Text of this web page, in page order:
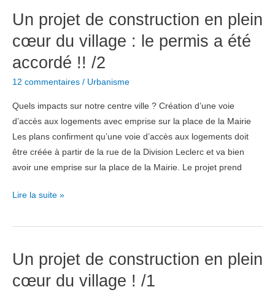
en
cœur
du
village
/3
Un projet de construction en plein
cœur du village : le permis a été
accordé !! /2
12 commentaires / Urbanisme
Quels impacts sur notre centre ville ? Création d’une voie
d’accès aux logements avec emprise sur la place de la Mairie
Les plans confirment qu’une voie d’accès aux logements doit
être créée à partir de la rue de la Division Leclerc et va bien
avoir une emprise sur la place de la Mairie. Le projet prend
Un
de
en
cœur
Lire la suite »
Un projet de construction en plein
cœur du village ! /1